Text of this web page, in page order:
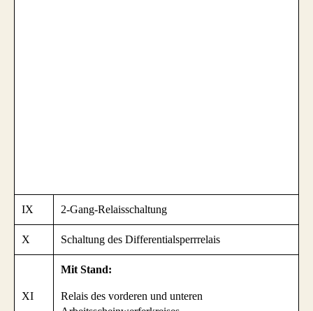
IX 2-Gang-Relaisschaltung
X Schaltung des Differentialsperrrelais
XI
Mit Stand:
Relais des vorderen und unteren